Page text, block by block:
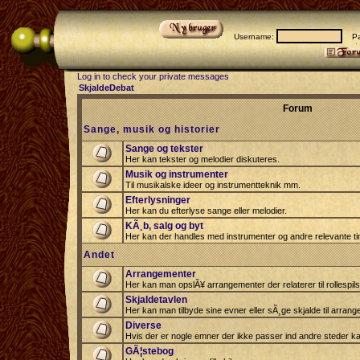
Username:
Log in to check your private messages
SkjaldeDebat
Forum
Sange, musik og historier
Sange og tekster
Her kan tekster og melodier diskuteres.
Musik og instrumenter
Til musikalske ideer og instrumentteknik mm.
Efterlysninger
Her kan du efterlyse sange eller melodier.
KÃ¸b, salg og byt
Her kan der handles med instrumenter og andre relevante
Andet
Arrangementer
Her kan man opslÃ¥ arrangementer der relaterer til
Skjaldetavlen
Her kan man tilbyde sine evner eller sÃ¸ge skjalde til
Diverse
Hvis der er nogle emner der ikke passer ind andre steder
GÃ¦stebog